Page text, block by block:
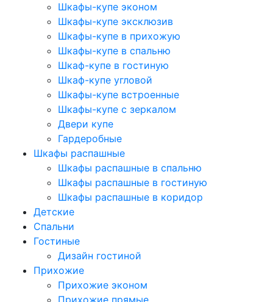
Шкафы-купе эконом
Шкафы-купе эксклюзив
Шкафы-купе в прихожую
Шкафы-купе в спальню
Шкаф-купе в гостиную
Шкаф-купе угловой
Шкафы-купе встроенные
Шкафы-купе с зеркалом
Двери купе
Гардеробные
Шкафы распашные
Шкафы распашные в спальню
Шкафы распашные в гостиную
Шкафы распашные в коридор
Детские
Спальни
Гостиные
Дизайн гостиной
Прихожие
Прихожие эконом
Прихожие прямые